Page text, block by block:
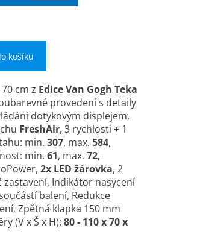
košíku
cm z Edice Van Gogh Teka
provedení s detaily
dotykovým displejem,
FreshAir, 3 rychlosti + 1
min. 307, max. 584,
min. 61, max. 72,
2x LED žárovka, 2
zastavení, Indikátor nasycení
balení, Redukce
Zpětná klapka 150 mm
(V x Š x H): 80 - 110 x 70 x